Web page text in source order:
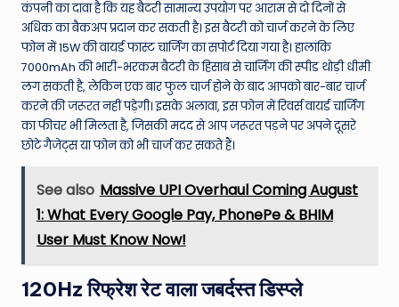
कंपनी का दावा है कि यह बैटरी सामान्य उपयोग पर आराम से दो दिनों से
अधिक का बैकअप प्रदान कर सकती है। इस बैटरी को चार्ज करने के लिए
फोन में 15W की वायर्ड फास्ट चार्जिंग का सपोर्ट दिया गया है।हालांकि
7000mAh की भारी-भरकम बैटरी के हिसाब से चार्जिंग की स्पीड थोड़ी धीमी
लग सकती है, लेकिन एक बार फुल चार्ज होने के बाद आपको बार-बार चार्ज
करने की जरूरत नहीं पड़ेगी। इसके अलावा, इस फोन में रिवर्स वायर्ड चार्जिंग
का फीचर भी मिलता है, जिसकी मदद से आप जरूरत पड़ने पर अपने दूसरे
छोटे गैजेट्स या फोन को भी चार्ज कर सकते हैं।
See also Massive UPI Overhaul Coming August
1: What Every Google Pay, PhonePe & BHIM
User Must Know Now!
120Hz रिफ्रेश रेट वाला जबर्दस्त डिस्प्ले